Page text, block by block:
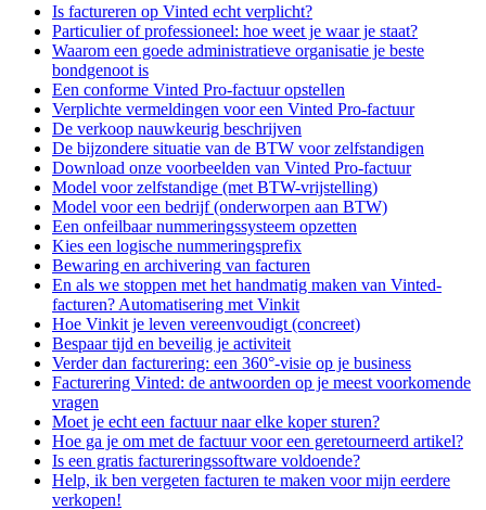
Is factureren op Vinted echt verplicht?
Particulier of professioneel: hoe weet je waar je staat?
Waarom een goede administratieve organisatie je beste
bondgenoot is
Een conforme Vinted Pro-factuur opstellen
Verplichte vermeldingen voor een Vinted Pro-factuur
De verkoop nauwkeurig beschrijven
De bijzondere situatie van de BTW voor zelfstandigen
Download onze voorbeelden van Vinted Pro-factuur
Model voor zelfstandige (met BTW-vrijstelling)
Model voor een bedrijf (onderworpen aan BTW)
Een onfeilbaar nummeringssysteem opzetten
Kies een logische nummeringsprefix
Bewaring en archivering van facturen
En als we stoppen met het handmatig maken van Vinted-
facturen? Automatisering met Vinkit
Hoe Vinkit je leven vereenvoudigt (concreet)
Bespaar tijd en beveilig je activiteit
Verder dan facturering: een 360°-visie op je business
Facturering Vinted: de antwoorden op je meest voorkomende
vragen
Moet je echt een factuur naar elke koper sturen?
Hoe ga je om met de factuur voor een geretourneerd artikel?
Is een gratis factureringssoftware voldoende?
Help, ik ben vergeten facturen te maken voor mijn eerdere
verkopen!